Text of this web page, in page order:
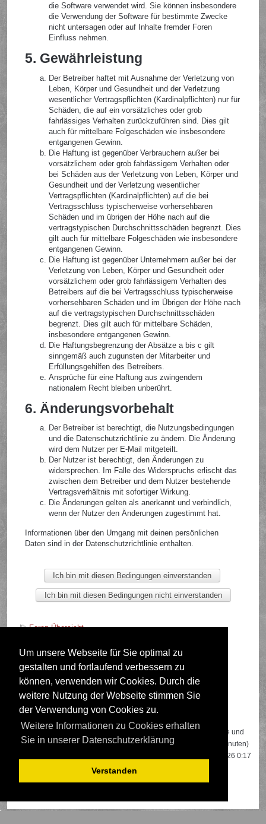
Um unsere Webseite für Sie optimal zu
gestalten und fortlaufend verbessern zu
können, verwenden wir Cookies. Durch die
weitere Nutzung der Webseite stimmen Sie
der Verwendung von Cookies zu.
Weitere Informationen zu Cookies erhalten
Sie in unserer Datenschutzerklärung
Verstanden
die Software verwendet wird. Sie können insbesondere
die Verwendung der Software für bestimmte Zwecke
nicht untersagen oder auf Inhalte fremder Foren
Einfluss nehmen.
5. Gewährleistung
Der Betreiber haftet mit Ausnahme der Verletzung von
Leben, Körper und Gesundheit und der Verletzung
wesentlicher Vertragspflichten (Kardinalpflichten) nur für
Schäden, die auf ein vorsätzliches oder grob
fahrlässiges Verhalten zurückzuführen sind. Dies gilt
auch für mittelbare Folgeschäden wie insbesondere
entgangenen Gewinn.
Die Haftung ist gegenüber Verbrauchern außer bei
vorsätzlichem oder grob fahrlässigem Verhalten oder
bei Schäden aus der Verletzung von Leben, Körper und
Gesundheit und der Verletzung wesentlicher
Vertragspflichten (Kardinalpflichten) auf die bei
Vertragsschluss typischerweise vorhersehbaren
Schäden und im übrigen der Höhe nach auf die
vertragstypischen Durchschnittsschäden begrenzt. Dies
gilt auch für mittelbare Folgeschäden wie insbesondere
entgangenen Gewinn.
Die Haftung ist gegenüber Unternehmern außer bei der
Verletzung von Leben, Körper und Gesundheit oder
vorsätzlichem oder grob fahrlässigem Verhalten des
Betreibers auf die bei Vertragsschluss typischerweise
vorhersehbaren Schäden und im Übrigen der Höhe nach
auf die vertragstypischen Durchschnittsschäden
begrenzt. Dies gilt auch für mittelbare Schäden,
insbesondere entgangenen Gewinn.
Die Haftungsbegrenzung der Absätze a bis c gilt
sinngemäß auch zugunsten der Mitarbeiter und
Erfüllungsgehilfen des Betreibers.
Ansprüche für eine Haftung aus zwingendem
nationalem Recht bleiben unberührt.
6. Änderungsvorbehalt
Der Betreiber ist berechtigt, die Nutzungsbedingungen
und die Datenschutzrichtlinie zu ändern. Die Änderung
wird dem Nutzer per E-Mail mitgeteilt.
Der Nutzer ist berechtigt, den Änderungen zu
widersprechen. Im Falle des Widerspruchs erlischt das
zwischen dem Betreiber und dem Nutzer bestehende
Vertragsverhältnis mit sofortiger Wirkung.
Die Änderungen gelten als anerkannt und verbindlich,
wenn der Nutzer den Änderungen zugestimmt hat.
Informationen über den Umgang mit deinen persönlichen
Daten sind in der Datenschutzrichtlinie enthalten.
Foren-Übersicht
Deutsche Übersetzung durchphpBB.de
Wer ist online?
Insgesamt sind544Besucher online: 1 registrierter, 0 unsichtbare und
543 Gäste (basierend auf den aktiven Besuchern der letzten 5 Minuten)
Besuchern, die am 13.04.2026 0:17
gleichzeitig online waren.